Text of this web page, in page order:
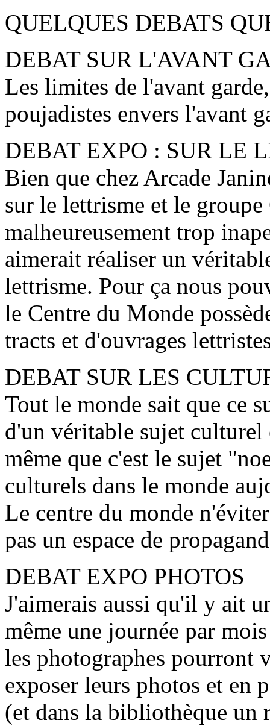
QUELQUES DEBATS
DEBAT SUR L'AVANT
Les limites de l'avant
poujadistes envers l'avant
DEBAT EXPO : SUR LE
Bien que chez Arcade
sur le lettrisme et le
malheureusement trop
aimerait réaliser un
lettrisme. Pour ça nous
le Centre du Monde
tracts et d'ouvrages
DEBAT SUR LES
Tout le monde sait que ce
d'un véritable sujet culturel
même que c'est le sujet
culturels dans le monde
Le centre du monde
pas un espace de
DEBAT EXPO PHOTOS
J'aimerais aussi qu'il y ait
même une journée par
les photographes pourront
exposer leurs photos et en
(et dans la bibliothèque un